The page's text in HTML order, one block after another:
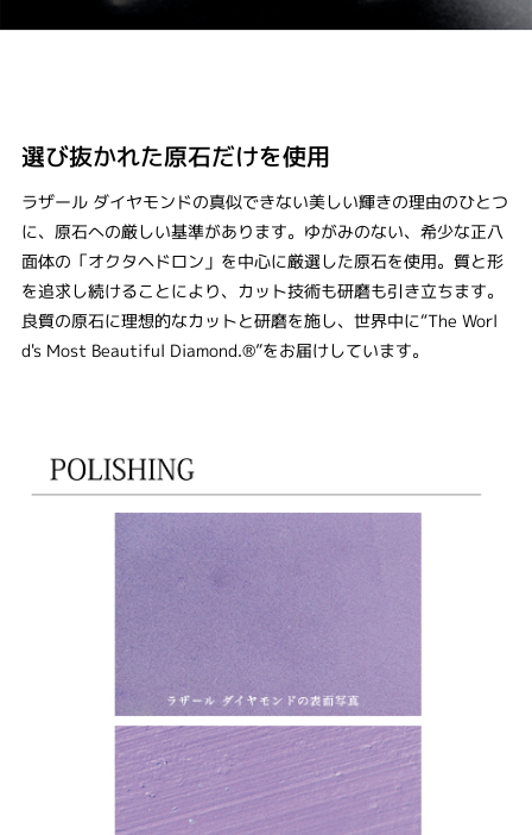
選び抜かれた原石だけを使用
ラザール ダイヤモンドの真似できない美しい輝きの理由のひとつ
に、原石への厳しい基準があります。ゆがみのない、希少な正八
面体の「オクタヘドロン」を中心に厳選した原石を使用。質と形
を追求し続けることにより、カット技術も研磨も引き立ちます。
良質の原石に理想的なカットと研磨を施し、世界中に“The Worl
d's Most Beautiful Diamond.®”をお届けしています。